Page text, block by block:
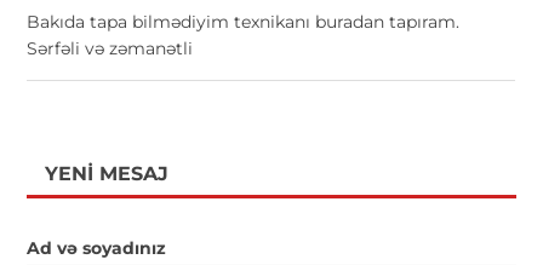
Bakıda tapa bilmədiyim texnikanı buradan tapıram.
Sərfəli və zəmanətli
YENI MESAJ
Ad və soyadınız